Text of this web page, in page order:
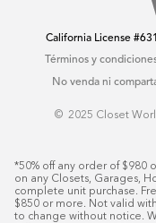
California License
Términos y
No venda ni
© ️ 2025 Closet
*50% off any order of $980
on any Closets, Garages,
complete unit purchase.
$850 or more. Not valid
to change without notice.